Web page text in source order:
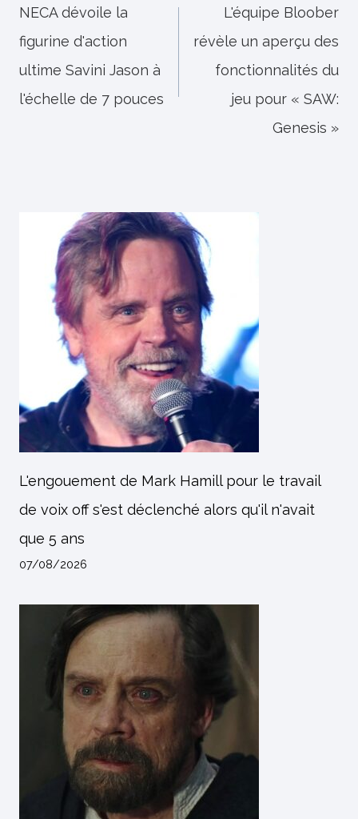
de
l’article
NECA dévoile la
figurine d'action
ultime Savini Jason à
l'échelle de 7 pouces
L'équipe Bloober
révèle un aperçu des
fonctionnalités du
jeu pour « SAW:
Genesis »
L'engouement de Mark Hamill pour le travail
de voix off s'est déclenché alors qu'il n'avait
que 5 ans
07/08/2026